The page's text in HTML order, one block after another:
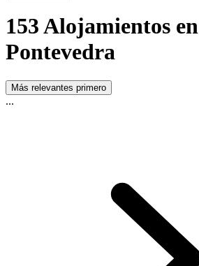
153 Alojamientos en
Pontevedra
Más relevantes primero
...